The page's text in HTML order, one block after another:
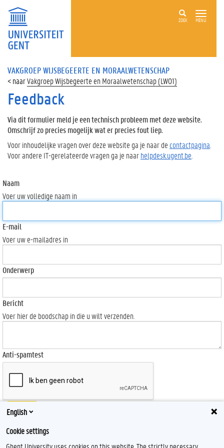
ZOEK MENU
VAKGROEP WIJSBEGEERTE EN MORAALWETENSCHAP
Vakgroep Wijsbegeerte en Moraalwetenschap (LWO1)
Feedback
Via dit formulier meld je een technisch probleem met deze website.
Omschrijf zo precies mogelijk wat er precies fout liep.
Voor inhoudelijke vragen over deze website ga je naar de contactpagina
Voor andere IT-gerelateerde vragen ga je naarhelpdesk.ugent.be
Naam
Voer uw volledige naam in
E-mail
Voer uw e-mailadres in
Onderwerp
Bericht
Voer hier de boodschap in die u wilt verzenden.
Anti-spamtest
Send
English
Cookie settings